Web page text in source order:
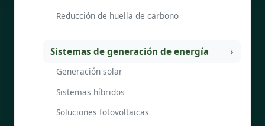
Reducción de huella de carbono
Sistemas de generación de energía
Generación solar
Sistemas híbridos
Soluciones fotovoltaicas